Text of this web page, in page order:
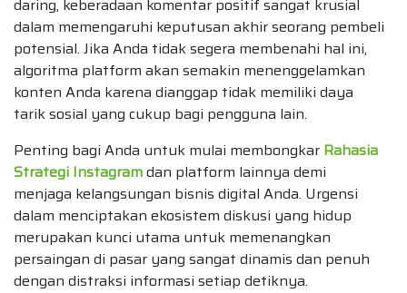
daring, keberadaan komentar positif sangat krusial
dalam memengaruhi keputusan akhir seorang pembeli
potensial. Jika Anda tidak segera membenahi hal ini,
algoritma platform akan semakin menenggelamkan
konten Anda karena dianggap tidak memiliki daya
tarik sosial yang cukup bagi pengguna lain.
Penting bagi Anda untuk mulai membongkar Rahasia
Strategi Instagramdan platform lainnya demi
menjaga kelangsungan bisnis digital Anda. Urgensi
dalam menciptakan ekosistem diskusi yang hidup
merupakan kunci utama untuk memenangkan
persaingan di pasar yang sangat dinamis dan penuh
dengan distraksi informasi setiap detiknya.